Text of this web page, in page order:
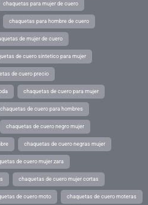
chaquetas para mujer de cuero
chaquetas para hombre de cuero
de mujer de cuero
de cuero sintetico para mujer
de cuero precio
chaquetas de cuero para mujer
chaquetas de cuero para hombres
chaquetas de cuero negro mujer
chaquetas de cuero negras mujer
de cuero mujer zara
chaquetas de cuero mujer cortas
de cuero moto chaquetas de cuero moteras